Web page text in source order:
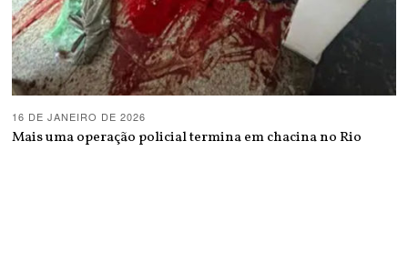
16 DE JANEIRO DE 2026
Mais uma operação policial termina em chacina no Rio